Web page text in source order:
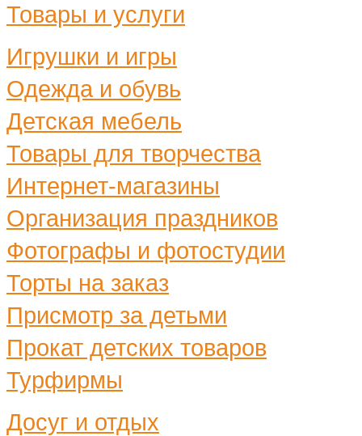
Товары и услуги
Игрушки и игры
Одежда и обувь
Детская мебель
Товары для творчества
Интернет-магазины
Организация праздников
Фотографы и фотостудии
Торты на заказ
Присмотр за детьми
Прокат детских товаров
Турфирмы
Досуг и отдых